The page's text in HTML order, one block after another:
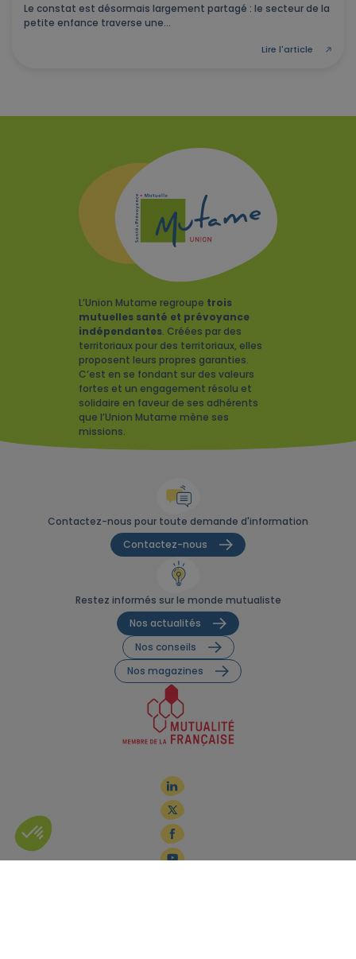
Le constat est désormais largement partagé : le secteur de la
petite enfance traverse une...
Lire l'article
L’Union Mutame regroupe trois
mutuelles santé et prévoyance
indépendantes. Créées par des
territoriaux pour des territoriaux, elles
proposent leurs propres garanties.
C’est en se fondant sur des valeurs
fortes et un engagement résolu et
solidaire en faveur de ses adhérents
que l’Union Mutame mène ses
missions.
Contactez-nous pour toute demande d'information
Contactez-nous
Restez informés sur le monde mutualiste
Nos actualités
Nos conseils
Nos magazines